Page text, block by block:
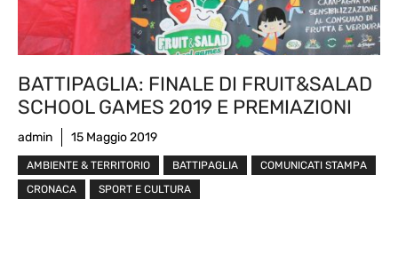
BATTIPAGLIA: FINALE DI FRUIT&SALAD
SCHOOL GAMES 2019 E PREMIAZIONI
admin 15 Maggio 2019
AMBIENTE & TERRITORIO BATTIPAGLIA
COMUNICATI STAMPA
CRONACA
SPORT E CULTURA